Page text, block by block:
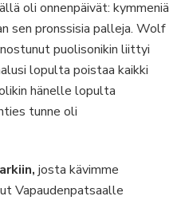
oli onnenpäivät: kymmeniä
sen pronssisia palleja. Wolf
puolisonikin liittyi
lopulta poistaa kaikki
hänelle lopulta
tunne oli
josta kävimme
Vapaudenpatsaalle